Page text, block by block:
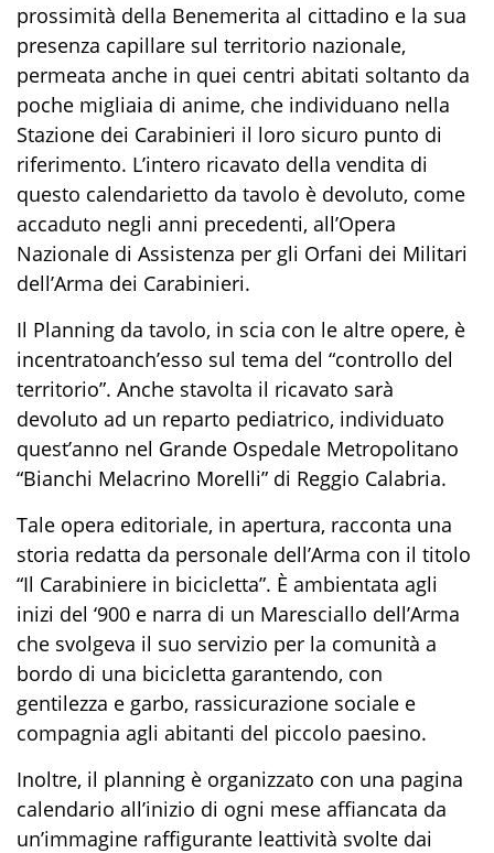
prossimità della Benemerita al cittadino e la sua
presenza capillare sul territorio nazionale,
permeata anche in quei centri abitati soltanto da
poche migliaia di anime, che individuano nella
Stazione dei Carabinieri il loro sicuro punto di
riferimento. L’intero ricavato della vendita di
questo calendarietto da tavolo è devoluto, come
accaduto negli anni precedenti, all’Opera
Nazionale di Assistenza per gli Orfani dei Militari
dell’Arma dei Carabinieri.
Il Planning da tavolo, in scia con le altre opere, è
incentratoanch’esso sul tema del “controllo del
territorio”. Anche stavolta il ricavato sarà
devoluto ad un reparto pediatrico, individuato
quest’anno nel Grande Ospedale Metropolitano
“Bianchi Melacrino Morelli” di Reggio Calabria.
Tale opera editoriale, in apertura, racconta una
storia redatta da personale dell’Arma con il titolo
“Il Carabiniere in bicicletta”. È ambientata agli
inizi del ‘900 e narra di un Maresciallo dell’Arma
che svolgeva il suo servizio per la comunità a
bordo di una bicicletta garantendo, con
gentilezza e garbo, rassicurazione sociale e
compagnia agli abitanti del piccolo paesino.
Inoltre, il planning è organizzato con una pagina
calendario all’inizio di ogni mese affiancata da
un’immagine raffigurante leattività svolte dai